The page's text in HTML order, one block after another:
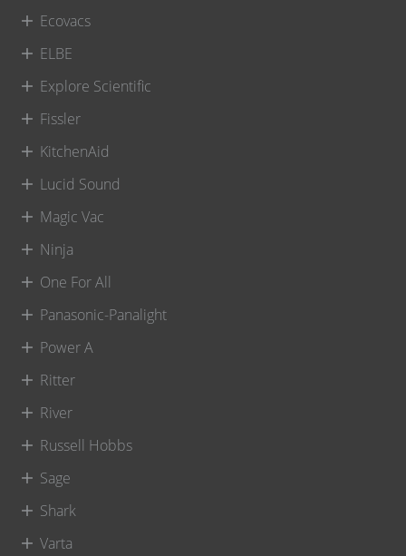
Ecovacs
ELBE
Explore Scientific
Fissler
KitchenAid
Lucid Sound
Magic Vac
Ninja
One For All
Panasonic-Panalight
Power A
Ritter
River
Russell Hobbs
Sage
Shark
Varta